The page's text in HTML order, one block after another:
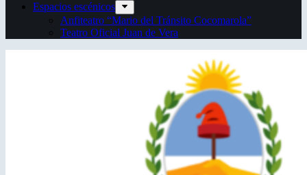
Espacios escénicos
Anfiteatro “Mario del Tránsito Cocomarola”
Teatro Oficial Juan de Vera